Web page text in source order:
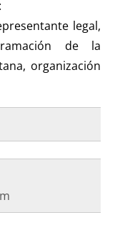
legal,
de la
organización